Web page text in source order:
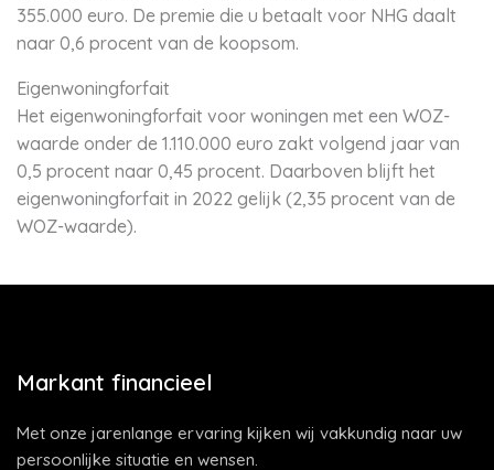
355.000 euro. De premie die u betaalt voor NHG daalt
naar 0,6 procent van de koopsom.
Eigenwoningforfait
Het eigenwoningforfait voor woningen met een WOZ-
waarde onder de 1.110.000 euro zakt volgend jaar van
0,5 procent naar 0,45 procent. Daarboven blijft het
eigenwoningforfait in 2022 gelijk (2,35 procent van de
WOZ-waarde).
Markant financieel
Met onze jarenlange ervaring kijken wij vakkundig naar uw
persoonlijke situatie en wensen.